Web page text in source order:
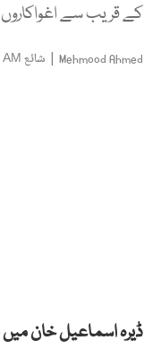
کے قریب سے اغواکاروں
Mehmood Ahmed
| شائع